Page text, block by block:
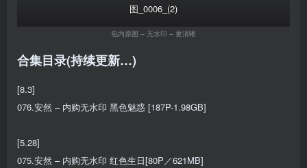
图_0006_(2)
包内原图 – 无水印 – 更清晰
合集目录(持续更新…)
[8.3]
076.安然 – 内购无水印 黑色魅惑 [187P-1.98GB]
[5.28]
075.安然 – 内购无水印 红色生日[80P／621MB]